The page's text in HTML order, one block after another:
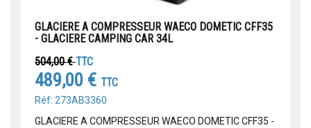
GLACIERE A COMPRESSEUR WAECO DOMETIC CFF35
- GLACIERE CAMPING CAR 34L
504,00 €TTC
489,00 € TTC
Réf: 273AB3360
GLACIERE A COMPRESSEUR WAECO DOMETIC CFF35 -